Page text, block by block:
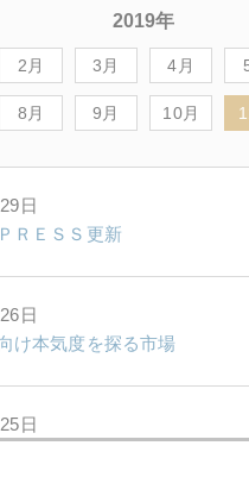
2019年
2月 3月 4月
8月 9月 10月
日
ＲＥＳＳ更新
日
け本気度を探る市場
日